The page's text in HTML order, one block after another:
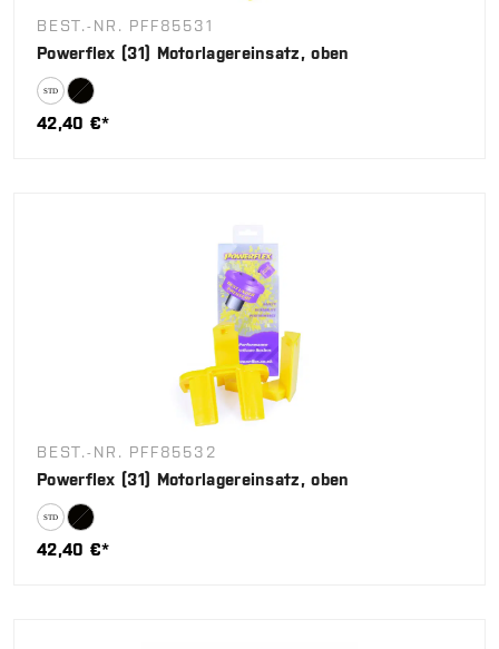
BEST.-NR. PFF85531
Powerflex (31) Motorlagereinsatz, oben
42,40 €*
BEST.-NR. PFF85532
Powerflex (31) Motorlagereinsatz, oben
42,40 €*